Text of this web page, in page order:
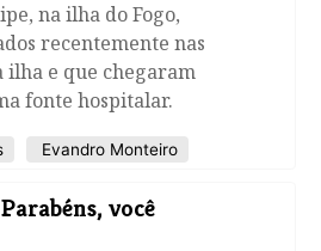
na ilha do Fogo,
recentemente nas
ilha e que chegaram
fonte hospitalar.
Evandro Monteiro
você